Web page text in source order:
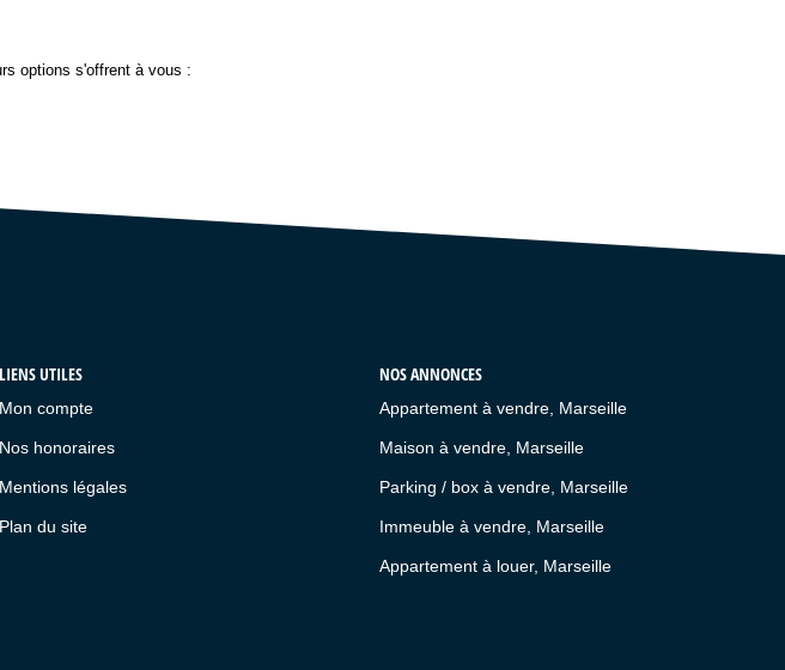
options s'offrent à vous :
LIENS UTILES
Mon compte
Nos honoraires
Mentions légales
Plan du site
NOS ANNONCES
Appartement à vendre, Marseille
Maison à vendre, Marseille
Parking / box à vendre, Marseille
Immeuble à vendre, Marseille
Appartement à louer, Marseille